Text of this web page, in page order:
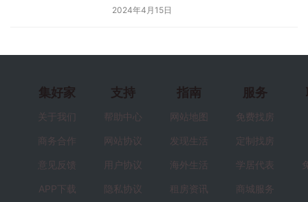
2024年4月15日
集好家
关于我们
商务合作
意见反馈
APP下载
支持
帮助中心
网站协议
用户协议
隐私协议
指南
网站地图
发现生活
海外生活
租房资讯
服务
免费找房
定制找房
学居代表
商城服务